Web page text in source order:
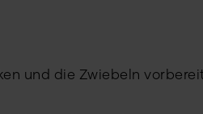
und die Zwiebeln